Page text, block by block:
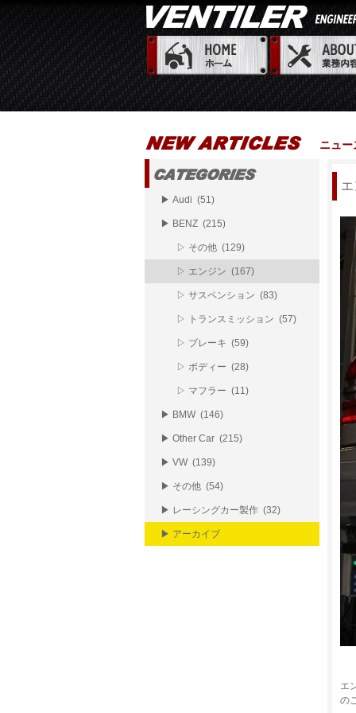
ニュー
エ
の
▶ Audi (51)
▶ BENZ (215)
▷ その他 (129)
▷ エンジン (167)
▷ サスペンション (83)
▷ トランスミッション (57)
▷ ブレーキ (59)
▷ ボディー (28)
▷ マフラー (11)
▶ BMW (146)
▶ Other Car (215)
▶ VW (139)
▶ その他 (54)
▶ レーシングカー製作 (32)
▶ アーカイブ